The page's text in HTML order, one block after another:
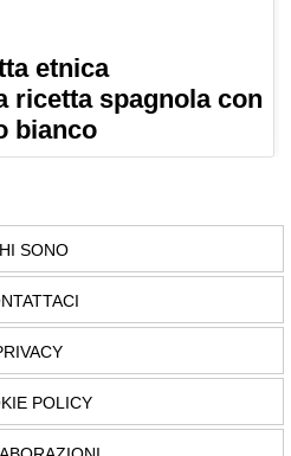
etnica
ricetta spagnola con
bianco
SONO
POLICY